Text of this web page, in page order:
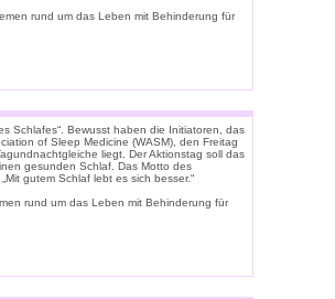
rund um das Leben mit Behinderung für
Schlafes“. Bewusst haben die Initiatoren, das
of Sleep Medicine (WASM), den Freitag
liegt. Der Aktionstag soll das
gesunden Schlaf. Das Motto des
gutem Schlaf lebt es sich besser.“
rund um das Leben mit Behinderung für